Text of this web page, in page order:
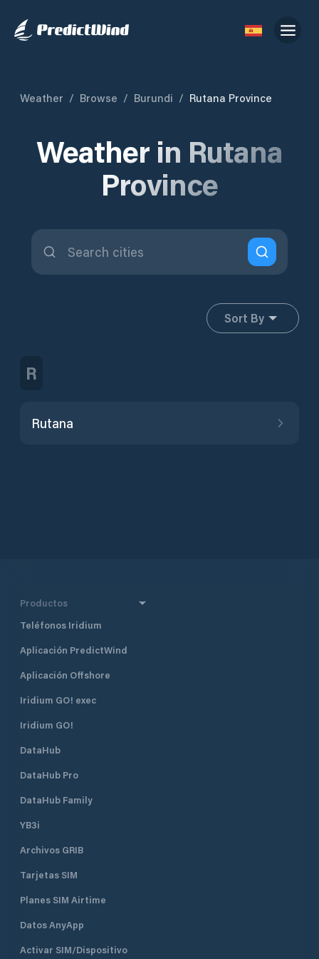
Weather / Browse / Burundi / Rutana Province
Weather in Rutana
Province
Sort By
R
Rutana
Productos
Teléfonos Iridium
Aplicación PredictWind
Aplicación Offshore
Iridium GO! exec
Iridium GO!
DataHub
DataHub Pro
DataHub Family
YB3i
Archivos GRIB
Tarjetas SIM
Planes SIM Airtime
Datos AnyApp
Activar SIM/Dispositivo